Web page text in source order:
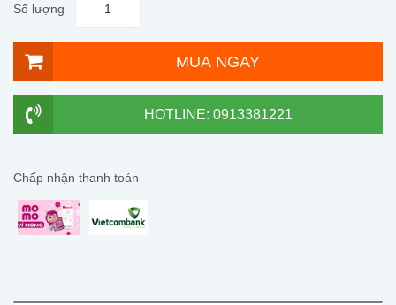
Số lượng
MUA NGAY
HOTLINE: 0913381221
Chấp nhận thanh toán